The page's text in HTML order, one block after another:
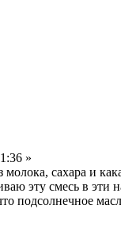
»
молока, сахара и
эту смесь в эти
подсолнечное